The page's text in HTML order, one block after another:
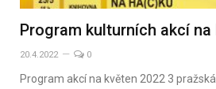
Program kulturních akcí na
20.4.2022 0
Program akcí na květen 2022 3